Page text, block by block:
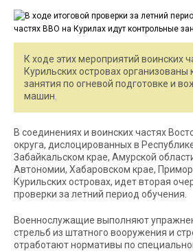
К ходе этих мероприятий воинских
Курильских островах организованы
занятия по огневой подготовке и
машин.
В соединениях и воинских частях
округа, дислоцированных в
Забайкальском крае, Амурской
Автономии, Хабаровском крае,
Курильских островах, идет вторая
проверки за летний период обучения.
Военнослужащие выполняют
стрельб из штатного вооружения и
отработают нормативы по